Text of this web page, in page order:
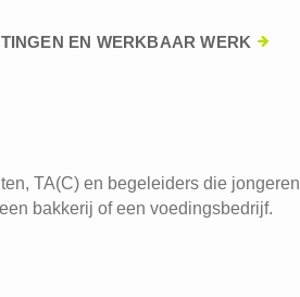
EN WERKBAAR WERK
TA(C) en begeleiders die jongeren
bakkerij of een voedingsbedrijf.